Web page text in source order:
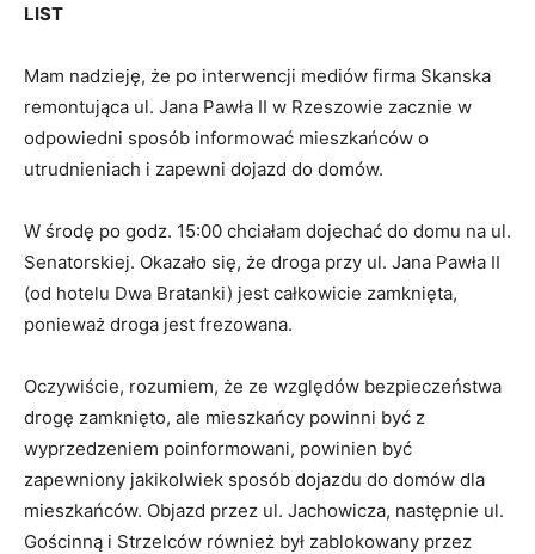
LIST
Mam nadzieję, że po interwencji mediów firma Skanska
remontująca ul. Jana Pawła II w Rzeszowie zacznie w
odpowiedni sposób informować mieszkańców o
utrudnieniach i zapewni dojazd do domów.
W środę po godz. 15:00 chciałam dojechać do domu na ul.
Senatorskiej. Okazało się, że droga przy ul. Jana Pawła II
(od hotelu Dwa Bratanki) jest całkowicie zamknięta,
ponieważ droga jest frezowana.
Oczywiście, rozumiem, że ze względów bezpieczeństwa
drogę zamknięto, ale mieszkańcy powinni być z
wyprzedzeniem poinformowani, powinien być
zapewniony jakikolwiek sposób dojazdu do domów dla
mieszkańców. Objazd przez ul. Jachowicza, następnie ul.
Gościnną i Strzelców również był zablokowany przez